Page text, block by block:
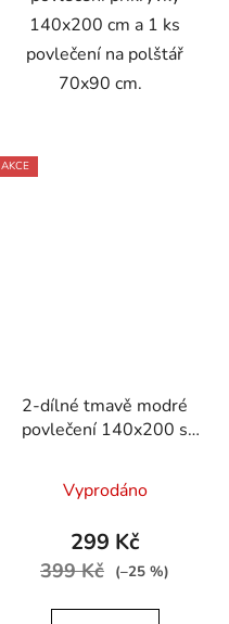
140x200 cm a 1 ks
povlečení na polštář
70x90 cm.
AKCE
2-dílné tmavě modré
povlečení 140x200 s
jednu postel
Vyprodáno
299 Kč
399 Kč (–25 %)